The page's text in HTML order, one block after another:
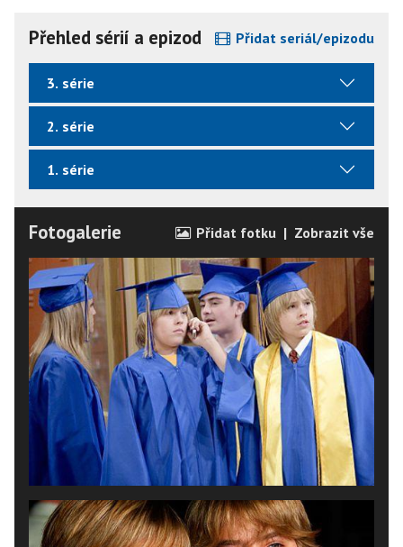
Přehled sérií a epizod Přidat seriál/epizodu
3. série
2. série
1. série
Fotogalerie Přidat fotku | Zobrazit vše